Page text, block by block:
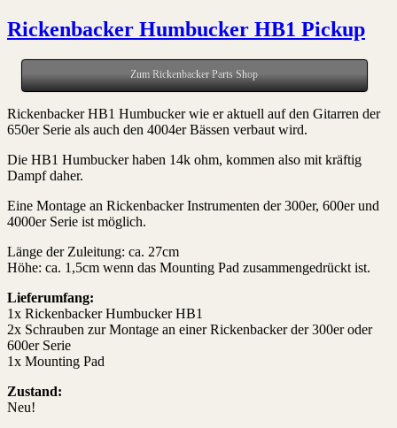
Rickenbacker Humbucker HB1 Pickup
Zum Rickenbacker Parts Shop
Rickenbacker HB1 Humbucker wie er aktuell auf den Gitarren der
650er Serie als auch den 4004er Bässen verbaut wird.
Die HB1 Humbucker haben 14k ohm, kommen also mit kräftig
Dampf daher.
Eine Montage an Rickenbacker Instrumenten der 300er, 600er und
4000er Serie ist möglich.
Länge der Zuleitung: ca. 27cm
Höhe: ca. 1,5cm wenn das Mounting Pad zusammengedrückt ist.
Lieferumfang:
1x Rickenbacker Humbucker HB1
2x Schrauben zur Montage an einer Rickenbacker der 300er oder
600er Serie
1x Mounting Pad
Zustand:
Neu!